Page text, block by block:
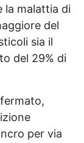
la malattia di
del
sia il
del 29% di
per via